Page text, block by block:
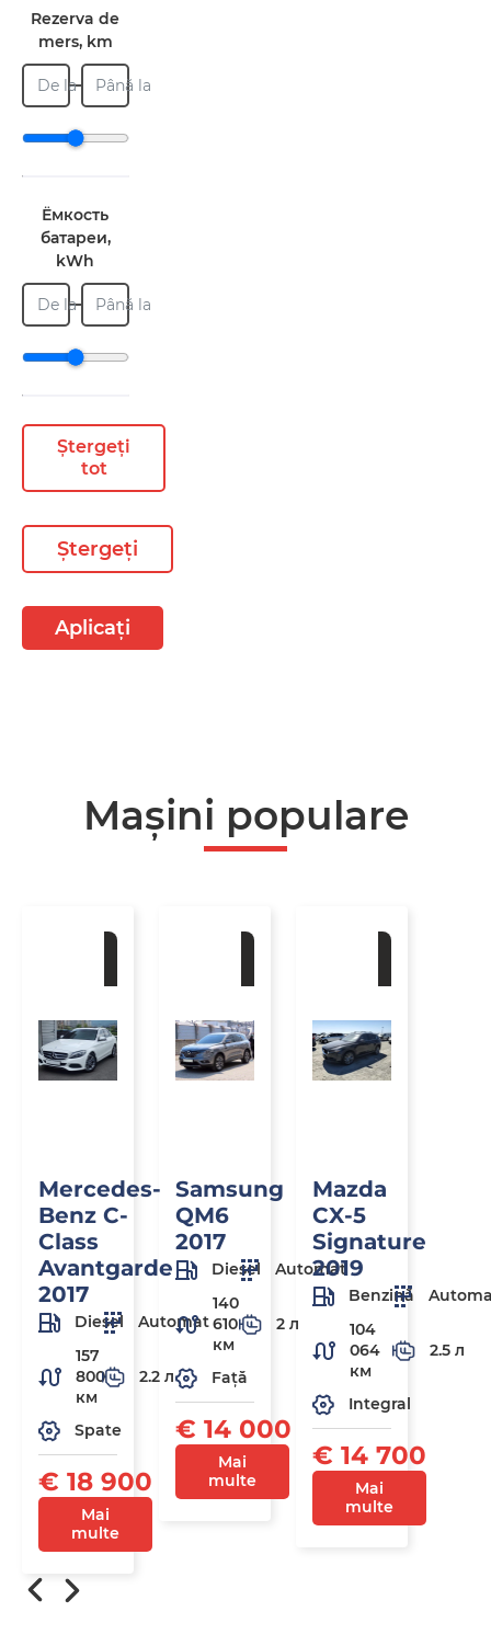
Rezerva de
mers, km
De la Până la
Ёмкость
батареи,
kWh
De la Până la
Ștergeți
tot
Ștergeți
Aplicați
Mașini populare
Mercedes-
Benz C-
Class
Avantgarde
2017
Diesel
Automat
157
800
км
2.2 л
Spate
€ 18 900
Mai
multe
Samsung
QM6
2017
Diesel
Automat
140
610
км
2 л
Față
€ 14 000
Mai
multe
Mazda
CX-5
Signature
2019
Benzină
104
064
км
2.5 л
Integral
€ 14 700
Mai
multe